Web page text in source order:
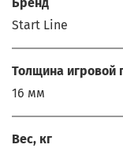
Start Line
Толщина игровой
16 мм
Вес, кг